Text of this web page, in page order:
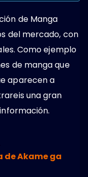
de Manga
del mercado, con
Como ejemplo
de manga que
aparecen a
una gran
de Akame ga